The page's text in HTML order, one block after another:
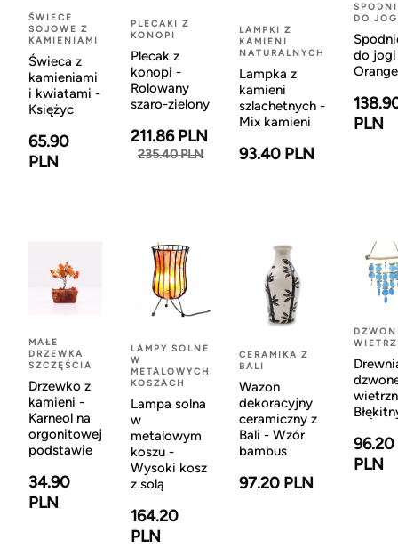
ŚWIECE
SOJOWE Z
KAMIENIAMI
Świeca z
kamieniami
i kwiatami -
Księżyc
65.90
PLN
PLECAKI Z
KONOPI
Plecak z
konopi -
Rolowany
szaro-zielony
211.86 PLN
235.40 PLN
LAMPKI Z
KAMIENI
NATURALNYCH
Lampka z
kamieni
szlachetnych -
Mix kamieni
93.40 PLN
DO
do
Orange
PLN
MAŁE
DRZEWKA
SZCZĘŚCIA
Drzewko z
kamieni -
Karneol na
orgonitowej
podstawie
34.90
PLN
LAMPY SOLNE
W
METALOWYCH
KOSZACH
Lampa solna
w
metalowym
koszu -
Wysoki kosz
z solą
164.20
PLN
CERAMIKA Z
BALI
Wazon
dekoracyjny
ceramiczny z
Bali - Wzór
bambus
97.20 PLN
96.20
PLN